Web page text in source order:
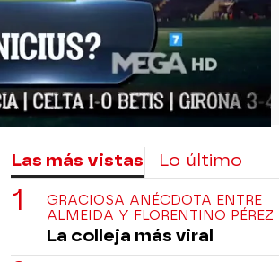
Las más vistas Lo último
GRACIOSA ANÉCDOTA ENTRE
ALMEIDA Y FLORENTINO PÉREZ
La colleja más viral